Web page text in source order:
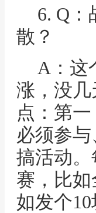
6. Q
散？
A：这
涨，没
点：第
必须参
搞活动
赛，比
如发个